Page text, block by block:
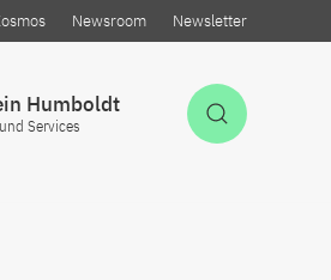
Newsroom Newsletter
Humboldt
Services